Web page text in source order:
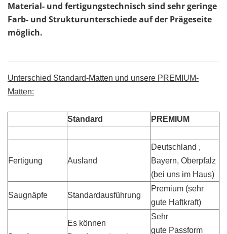
Material- und fertigungstechnisch sind sehr geringe
Farb- und Strukturunterschiede auf der Prägeseite
möglich.
Unterschied Standard-Matten und unsere PREMIUM-
Matten:
Standard PREMIUM
Fertigung Ausland
Deutschland ,
Bayern, Oberpfalz
(bei uns im Haus)
Saugnäpfe Standardausführung
Premium (sehr
gute Haftkraft)
Es können
Sehr
gute Passform